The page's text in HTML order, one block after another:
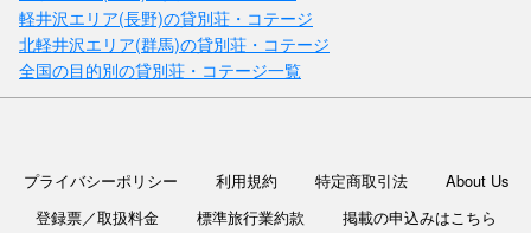
軽井沢エリア(長野)の貸別荘・コテージ
北軽井沢エリア(群馬)の貸別荘・コテージ
全国の目的別の貸別荘・コテージ一覧
プライバシーポリシー 利用規約 特定商取引法
About Us
登録票／取扱料金
標準旅行業約款 掲載の申込みはこちら